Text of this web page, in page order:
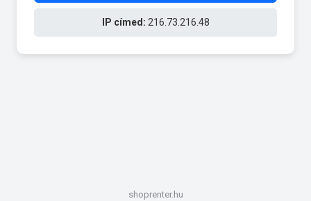
IP címed: 216.73.216.48
shoprenter.hu